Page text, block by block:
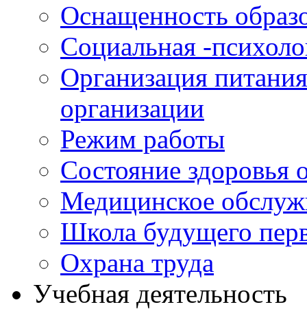
Оснащенность
Социальная -
Организация
организации
Режим работы
Состояние
Медицинское
Школа будущего
Охрана труда
Учебная деятельность